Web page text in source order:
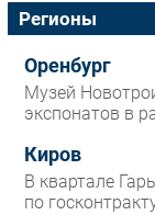
Регионы
Оренбург
Музей
экспонатов в
Киров
В квартале
по